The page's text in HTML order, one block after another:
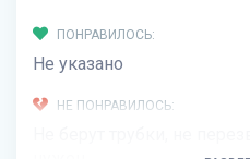
ПОНРАВИЛОСЬ:
Не указано
НЕ ПОНРАВИЛОСЬ: